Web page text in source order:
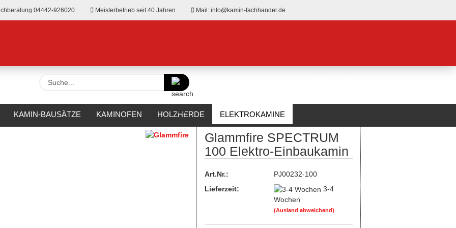
04442-926020 Meisterbetrieb seit 40 Jahren Mail: info@kamin-fachhandel.de
Suche...
KAMIN-BAUSÄTZE KAMINOFEN HOLZHERDE ELEKTROKAMINE
HERSTELLER %SALE% ÜBER UNS
Glammfire SPECTRUM
100 Elektro-Einbaukamin
Art.Nr.:
PJ00232-100
Lieferzeit:
3-4
Wochen
(Ausland abweichend)